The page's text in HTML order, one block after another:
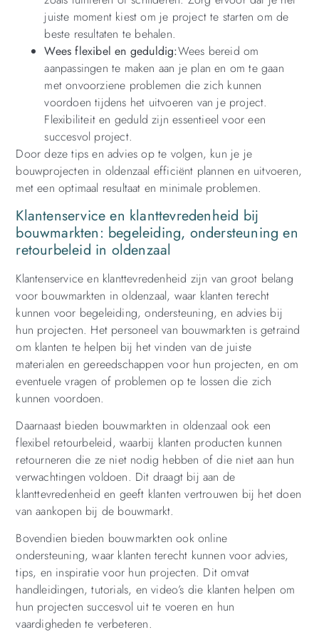
juiste moment kiest om je project te starten om de
beste resultaten te behalen.
Wees flexibel en geduldig:Wees bereid om
aanpassingen te maken aan je plan en om te gaan
met onvoorziene problemen die zich kunnen
voordoen tijdens het uitvoeren van je project.
Flexibiliteit en geduld zijn essentieel voor een
succesvol project.
Door deze tips en advies op te volgen, kun je je
bouwprojecten in oldenzaal efficiënt plannen en uitvoeren,
met een optimaal resultaat en minimale problemen.
Klantenservice en klanttevredenheid bij
bouwmarkten: begeleiding, ondersteuning en
retourbeleid in oldenzaal
Klantenservice en klanttevredenheid zijn van groot belang
voor bouwmarkten in oldenzaal, waar klanten terecht
kunnen voor begeleiding, ondersteuning, en advies bij
hun projecten. Het personeel van bouwmarkten is getraind
om klanten te helpen bij het vinden van de juiste
materialen en gereedschappen voor hun projecten, en om
eventuele vragen of problemen op te lossen die zich
kunnen voordoen.
Daarnaast bieden bouwmarkten in oldenzaal ook een
flexibel retourbeleid, waarbij klanten producten kunnen
retourneren die ze niet nodig hebben of die niet aan hun
verwachtingen voldoen. Dit draagt bij aan de
klanttevredenheid en geeft klanten vertrouwen bij het doen
van aankopen bij de bouwmarkt.
Bovendien bieden bouwmarkten ook online
ondersteuning, waar klanten terecht kunnen voor advies,
tips, en inspiratie voor hun projecten. Dit omvat
handleidingen, tutorials, en video’s die klanten helpen om
hun projecten succesvol uit te voeren en hun
vaardigheden te verbeteren.